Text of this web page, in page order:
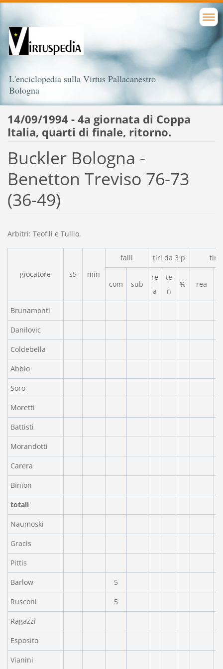
L'enciclopedia sulla Virtus Pallacanestro
Bologna
14/09/1994 - 4a giornata di Coppa
Italia, quarti di finale, ritorno.
Buckler Bologna -
Benetton Treviso 76-73
(36-49)
Arbitri: Teofili e Tullio.
giocatore s5 min
falli tiri da 3 p tiri
com sub
re
a
te
n
% rea
Brunamonti
Danilovic
Coldebella
Abbio
Soro
Moretti
Battisti
Morandotti
Carera
Binion
totali
Naumoski
Gracis
Pittis
Barlow 5
Rusconi 5
Ragazzi
Esposito
Vianini